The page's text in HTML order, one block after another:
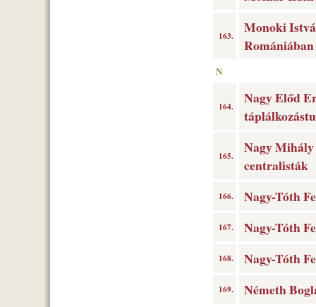
163.
Monoki
N
164.
Nagy Előd
165.
Nagy
centralisták
166. Nagy-Tóth
167. Nagy-Tóth
168. Nagy-Tóth
169. Németh